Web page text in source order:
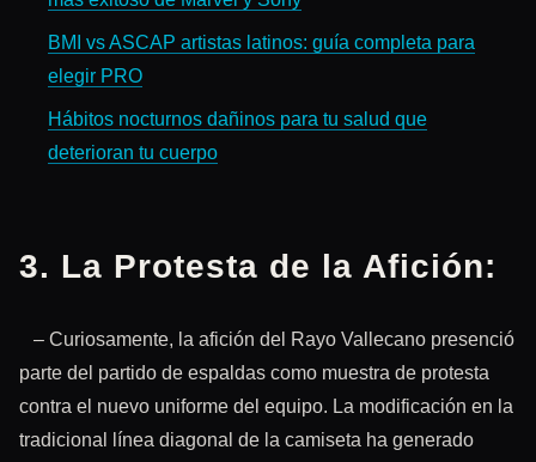
BMI vs ASCAP artistas latinos: guía completa para
elegir PRO
Hábitos nocturnos dañinos para tu salud que
deterioran tu cuerpo
3. La Protesta de la Afición:
– Curiosamente, la afición del Rayo Vallecano presenció
parte del partido de espaldas como muestra de protesta
contra el nuevo uniforme del equipo. La modificación en la
tradicional línea diagonal de la camiseta ha generado